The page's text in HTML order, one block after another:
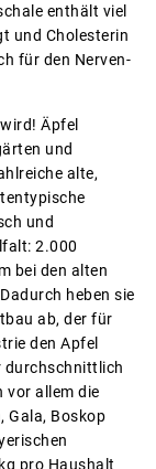
enthält viel
und Cholesterin
für den Nerven-
Äpfel
und
alte,
und
2.000
bei den alten
heben sie
ab, der für
den Apfel
durchschnittlich
vor allem die
Gala, Boskop
pro Haushalt